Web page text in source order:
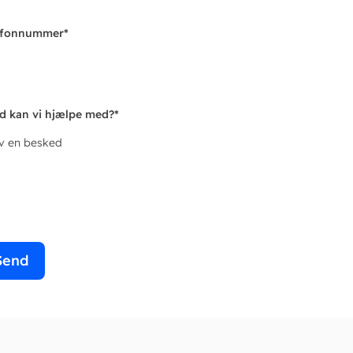
*
kan vi hjælpe med?*
en besked